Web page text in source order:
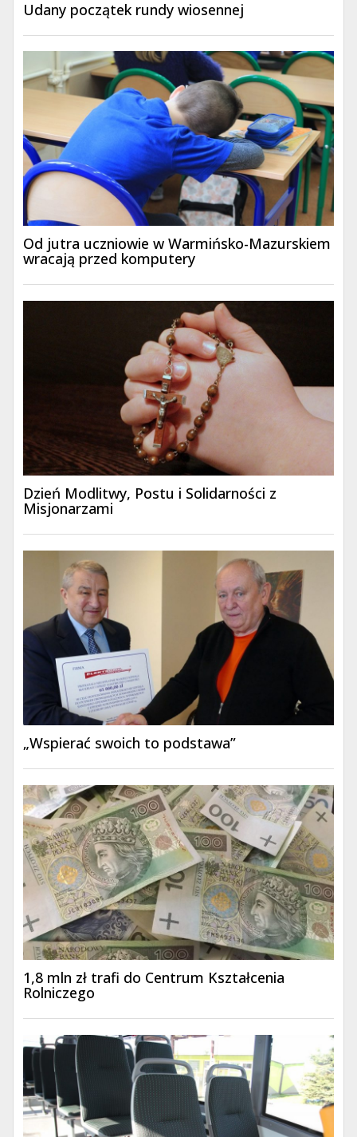
Udany początek rundy wiosennej
Od jutra uczniowie w Warmińsko-Mazurskiem
wracają przed komputery
Dzień Modlitwy, Postu i Solidarności z
Misjonarzami
„Wspierać swoich to podstawa”
1,8 mln zł trafi do Centrum Kształcenia
Rolniczego